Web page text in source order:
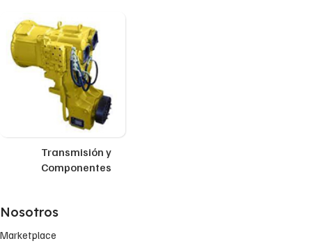
Transmisión y
Componentes
Nosotros
Marketplace